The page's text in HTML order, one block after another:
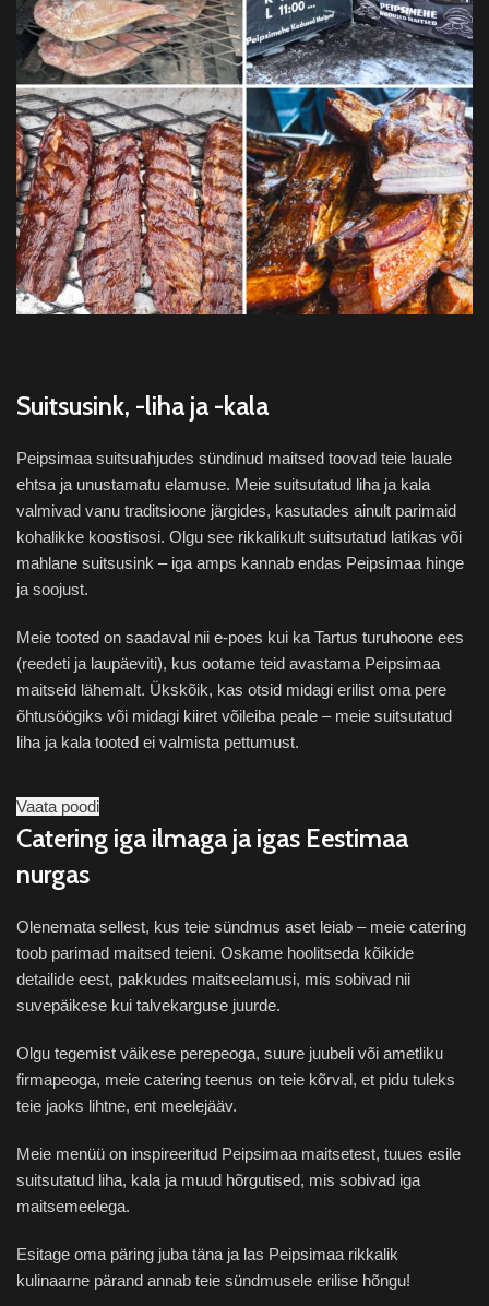
Suitsusink, -liha ja -kala
Peipsimaa suitsuahjudes sündinud maitsed toovad teie lauale
ehtsa ja unustamatu elamuse. Meie suitsutatud liha ja kala
valmivad vanu traditsioone järgides, kasutades ainult parimaid
kohalikke koostisosi. Olgu see rikkalikult suitsutatud latikas või
mahlane suitsusink – iga amps kannab endas Peipsimaa hinge
ja soojust.
Meie tooted on saadaval nii e-poes kui ka Tartus turuhoone ees
(reedeti ja laupäeviti), kus ootame teid avastama Peipsimaa
maitseid lähemalt. Ükskõik, kas otsid midagi erilist oma pere
õhtusöögiks või midagi kiiret võileiba peale – meie suitsutatud
liha ja kala tooted ei valmista pettumust.
Vaata poodi
Catering iga ilmaga ja igas Eestimaa
nurgas
Olenemata sellest, kus teie sündmus aset leiab – meie catering
toob parimad maitsed teieni. Oskame hoolitseda kõikide
detailide eest, pakkudes maitseelamusi, mis sobivad nii
suvepäikese kui talvekarguse juurde.
Olgu tegemist väikese perepeoga, suure juubeli või ametliku
firmapeoga, meie catering teenus on teie kõrval, et pidu tuleks
teie jaoks lihtne, ent meelejääv.
Meie menüü on inspireeritud Peipsimaa maitsetest, tuues esile
suitsutatud liha, kala ja muud hõrgutised, mis sobivad iga
maitsemeelega.
Esitage oma päring juba täna ja las Peipsimaa rikkalik
kulinaarne pärand annab teie sündmusele erilise hõngu!